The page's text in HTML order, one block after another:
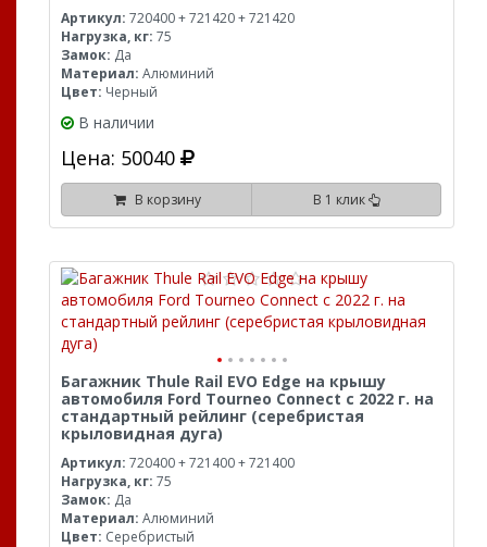
Артикул: 720400 + 721420 + 721420
Нагрузка, кг: 75
Замок: Да
Материал: Алюминий
Цвет: Черный
В наличии
Цена: 50040
В корзину В 1 клик
Багажник Thule Rail EVO Edge на крышу
автомобиля Ford Tourneo Connect с 2022 г. на
стандартный рейлинг (серебристая
крыловидная дуга)
Артикул: 720400 + 721400 + 721400
Нагрузка, кг: 75
Замок: Да
Материал: Алюминий
Цвет: Серебристый